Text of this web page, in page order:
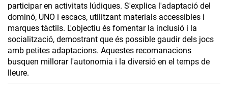
participar en activitats lúdiques. S'explica l'adaptació del
dominó, UNO i escacs, utilitzant materials accessibles i
marques tàctils. L'objectiu és fomentar la inclusió i la
socialització, demostrant que és possible gaudir dels jocs
amb petites adaptacions. Aquestes recomanacions
busquen millorar l'autonomia i la diversió en el temps de
lleure.